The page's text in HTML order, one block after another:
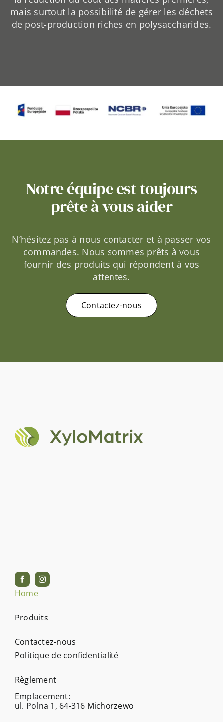
mais surtout la possibilité de gérer les déchets
de post-production riches en polysaccharides.
Notre équipe est toujours
prête à vous aider
N’hésitez pas à nous contacter et à passer vos
commandes. Nous sommes prêts à vous
fournir des produits qui répondent à vos
attentes.
Contactez-nous
Home
Produits
Contactez-nous
Politique de confidentialité
Règlement
Emplacement:
ul. Polna 1, 64-316 Michorzewo